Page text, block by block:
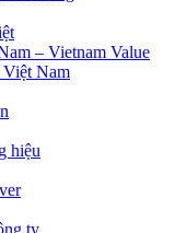
– Vietnam Value
Việt Nam
hiệu
ty